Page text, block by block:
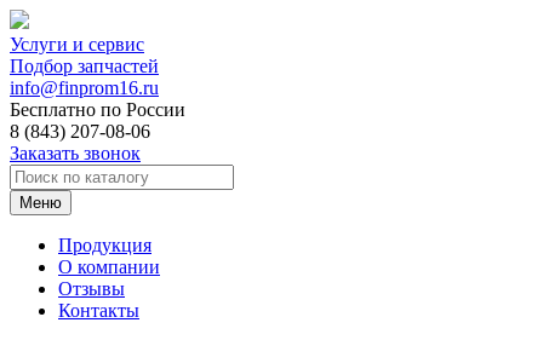
Услуги и сервис
Подбор запчастей
info@finprom16.ru
Бесплатно по России
8 (843) 207-08-06
Заказать звонок
Меню
Продукция
О компании
Отзывы
Контакты